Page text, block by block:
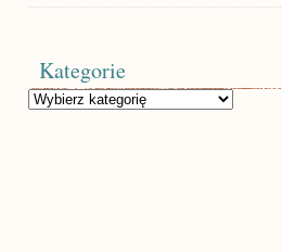
Kategorie
Kategorie